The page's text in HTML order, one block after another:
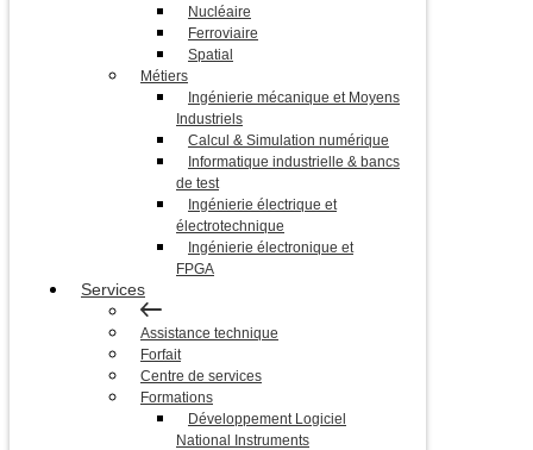
Nucléaire
Ferroviaire
Spatial
Métiers
Ingénierie mécanique et Moyens
Industriels
Calcul & Simulation numérique
Informatique industrielle & bancs
de test
Ingénierie électrique et
électrotechnique
Ingénierie électronique et
FPGA
Services
Assistance technique
Forfait
Centre de services
Formations
Développement Logiciel
National Instruments